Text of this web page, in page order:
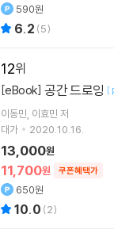
590원
6.2 (5)
12
[eBook] 공간 드로잉 [
이동민 이효민 저
대가
2020.10.16.
11,700원 쿠폰혜택가
13,000원
650원
10.0 (2)